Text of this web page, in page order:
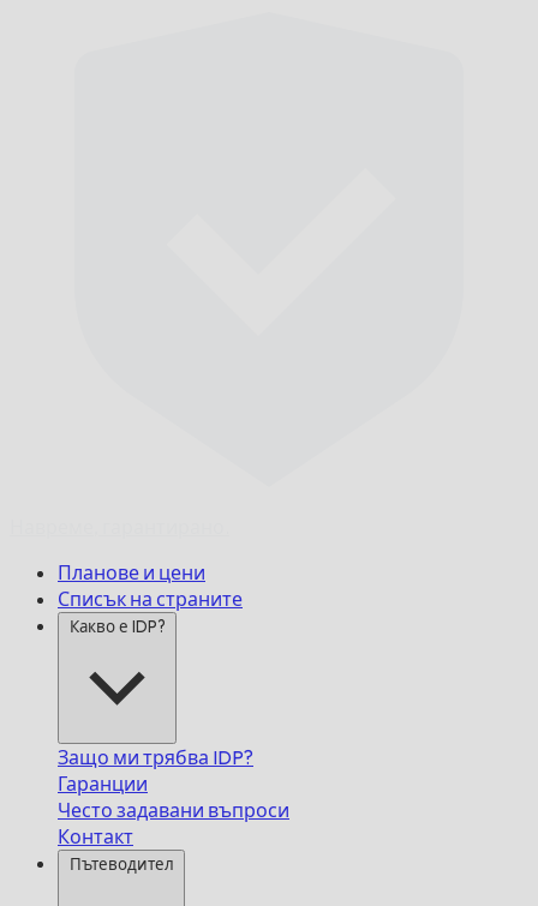
Планове и цени
Списък на страните
Какво е IDP?
Защо ми трябва IDP?
Гаранции
Често задавани въпроси
Контакт
Пътеводител